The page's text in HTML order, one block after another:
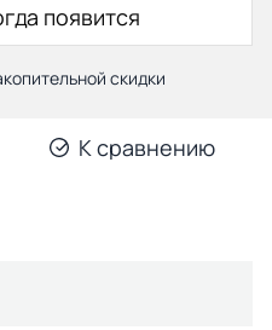
появится
скидки
К сравнению